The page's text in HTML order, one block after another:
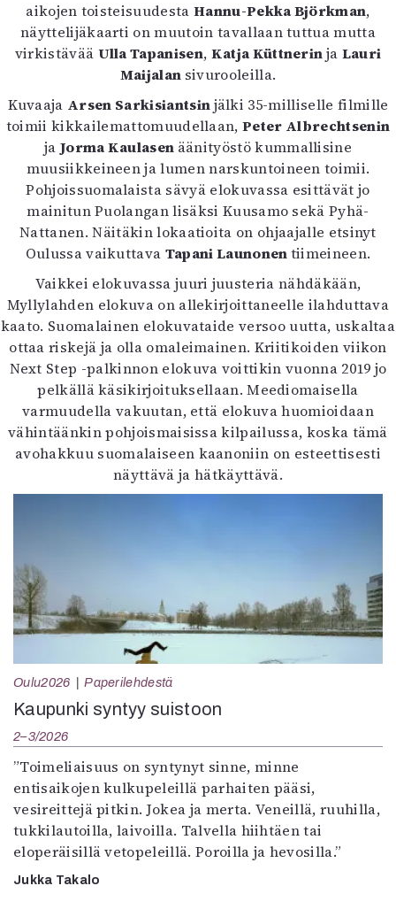
aikojen toisteisuudesta Hannu-Pekka Björkman,
näyttelijäkaarti on muutoin tavallaan tuttua mutta
virkistävää Ulla Tapanisen, Katja Küttnerinja Lauri
Maijalan sivurooleilla.
Kuvaaja Arsen Sarkisiantsinjälki 35-milliselle filmille
toimii kikkailemattomuudellaan,Peter Albrechtsenin
ja Jorma Kaulasen äänityöstö kummallisine
muusiikkeineen ja lumen narskuntoineen toimii.
Pohjoissuomalaista sävyä elokuvassa esittävät jo
mainitun Puolangan lisäksi Kuusamo sekä Pyhä-
Nattanen. Näitäkin lokaatioita on ohjaajalle etsinyt
Oulussa vaikuttava Tapani Launonentiimeineen.
Vaikkei elokuvassa juuri juusteria nähdäkään,
Myllylahden elokuva on allekirjoittaneelle ilahduttava
kaato. Suomalainen elokuvataide versoo uutta, uskaltaa
ottaa riskejä ja olla omaleimainen. Kriitikoiden viikon
Next Step -palkinnon elokuva voittikin vuonna 2019 jo
pelkällä käsikirjoituksellaan. Meediomaisella
varmuudella vakuutan, että elokuva huomioidaan
vähintäänkin pohjoismaisissa kilpailussa, koska tämä
avohakkuu suomalaiseen kaanoniin on esteettisesti
näyttävä ja hätkäyttävä.
Oulu2026 Paperilehdestä
Kaupunki syntyy suistoon
2–3/2026
”Toimeliaisuus on syntynyt sinne, minne
entisaikojen kulkupeleillä parhaiten pääsi,
vesireittejä pitkin. Jokea ja merta. Veneillä, ruuhilla,
tukkilautoilla, laivoilla. Talvella hiihtäen tai
eloperäisillä vetopeleillä. Poroilla ja hevosilla.”
Jukka Takalo